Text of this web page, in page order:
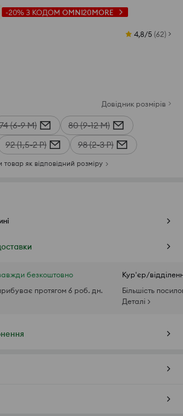
-20% З КОДОМ OMNI20MORE
4,8/5 (62)
Довідник розмірів
74 (6-9 М)
80 (9-12 М)
92 (1,5-2 Р) 98 (2-3 Р)
товар як відповідний розміру
безкоштовно
протягом 6 роб. дн.
Кур'єр/
Більшість
Деталі >